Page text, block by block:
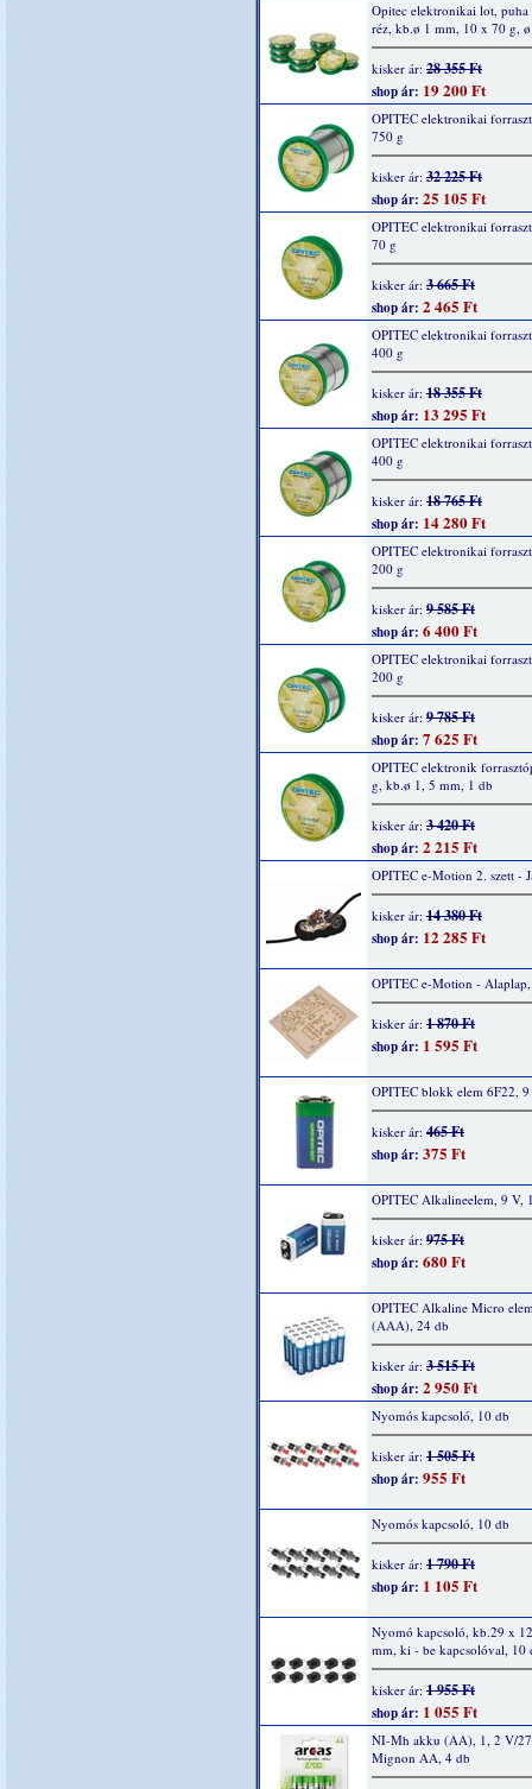
Opitec elektronikai lot, puha
réz, kb.ø 1 mm, 10 x 70 g,
kisker ár: 28 355 Ft
shop ár: 19 200 Ft
OPITEC elektronikai
750 g
kisker ár: 32 225 Ft
shop ár: 25 105 Ft
OPITEC elektronikai
70 g
kisker ár: 3 665 Ft
shop ár: 2 465 Ft
OPITEC elektronikai
400 g
kisker ár: 18 355 Ft
shop ár: 13 295 Ft
OPITEC elektronikai
400 g
kisker ár: 18 765 Ft
shop ár: 14 280 Ft
OPITEC elektronikai
200 g
kisker ár: 9 585 Ft
shop ár: 6 400 Ft
OPITEC elektronikai
200 g
kisker ár: 9 785 Ft
shop ár: 7 625 Ft
OPITEC elektronik
g, kb.ø 1, 5 mm, 1 db
kisker ár: 3 420 Ft
shop ár: 2 215 Ft
OPITEC e-Motion 2. szett -
kisker ár: 14 380 Ft
shop ár: 12 285 Ft
OPITEC e-Motion -
kisker ár: 1 870 Ft
shop ár: 1 595 Ft
OPITEC blokk elem 6F22,
kisker ár: 465 Ft
shop ár: 375 Ft
OPITEC Alkalineelem, 9 V,
kisker ár: 975 Ft
shop ár: 680 Ft
OPITEC Alkaline Micro
(AAA), 24 db
kisker ár: 3 515 Ft
shop ár: 2 950 Ft
Nyomós kapcsoló, 10 db
kisker ár: 1 505 Ft
shop ár: 955 Ft
Nyomós kapcsoló, 10 db
kisker ár: 1 790 Ft
shop ár: 1 105 Ft
Nyomó kapcsoló, kb.29 x
mm, ki - be kapcsolóval, 10
kisker ár: 1 955 Ft
shop ár: 1 055 Ft
NI-Mh akku (AA), 1, 2 V/
Mignon AA, 4 db